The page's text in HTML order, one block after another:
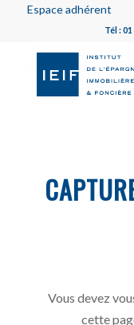
Espace adhérent
Tél :
Vous devez
cette